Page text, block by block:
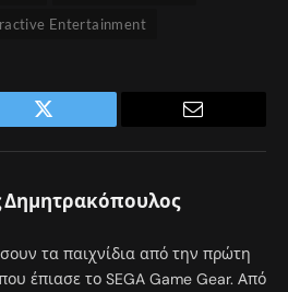
Entertainment
Twitter
Δημητρακόπουλος
τα παιχνίδια από την πρώτη
έπιασε το SEGA Game Gear. Από